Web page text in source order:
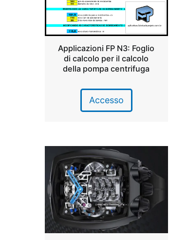
Applicazioni FP N3: Foglio
di calcolo per il calcolo
della pompa centrifuga
Accesso